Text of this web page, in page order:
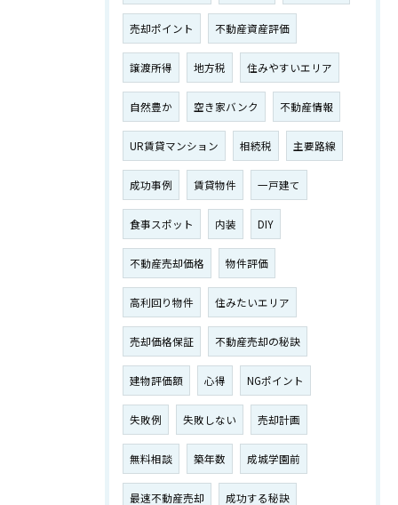
売却ポイント 不動産資産評価
譲渡所得 地方税 住みやすいエリア
自然豊か 空き家バンク 不動産情報
UR賃貸マンション 相続税 主要路線
成功事例 賃貸物件 一戸建て
食事スポット 内装 DIY
不動産売却価格 物件評価
高利回り物件 住みたいエリア
売却価格保証 不動産売却の秘訣
建物評価額 心得 NGポイント
失敗例 失敗しない 売却計画
無料相談 築年数 成城学園前
最速不動産売却 成功する秘訣